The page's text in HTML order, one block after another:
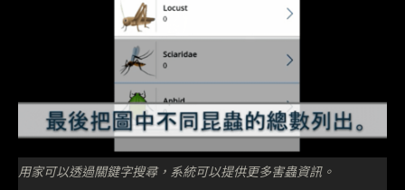
用家可以透過關鍵字搜尋，系統可以提供更多害蟲資訊。